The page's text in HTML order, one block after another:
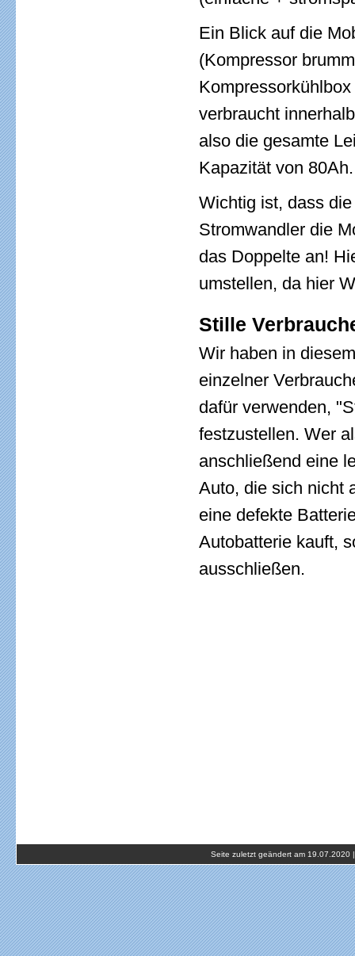
Ein Blick auf die
(Kompressor
verbraucht
also die gesamte
Kapazität von 80Ah.
Wichtig ist, dass
Stromwandler die
das Doppelte an!
umstellen, da hier
Stille
Wir haben in
einzelner
dafür verwenden,
festzustellen. Wer
anschließend eine
Auto, die sich nicht
eine defekte
Autobatterie kauft,
ausschließen.
Seite zuletzt geändert am 19.07.2020